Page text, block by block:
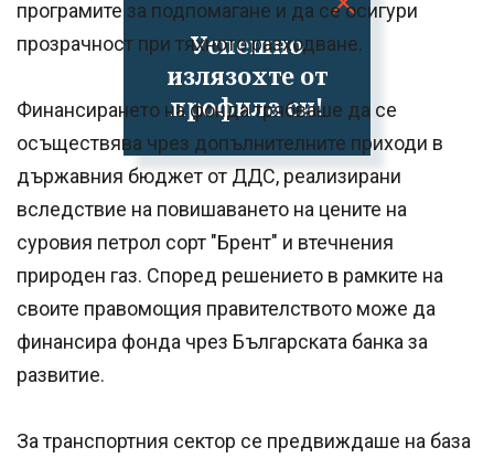
Успешно
излязохте от
профила си!
програмите за подпомагане и да се осигури
прозрачност при тяхното разходване.
Финансирането на фонда трябваше да се
осъществява чрез допълнителните приходи в
държавния бюджет от ДДС, реализирани
вследствие на повишаването на цените на
суровия петрол сорт "Брент" и втечнения
природен газ. Според решението в рамките на
своите правомощия правителството може да
финансира фонда чрез Българската банка за
развитие.
За транспортния сектор се предвиждаше на база